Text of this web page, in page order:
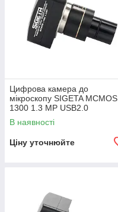
Цифрова камера до
мікроскопу SIGETA MCMOS
1300 1.3 MP USB2.0
В наявності
Ціну уточнюйте